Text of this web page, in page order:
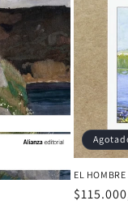
EL
Precio